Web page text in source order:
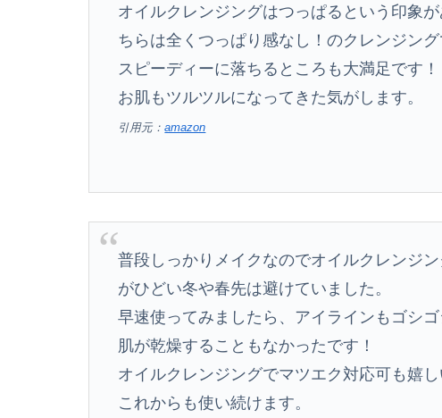
オイルクレンジングはつっぱるという印象
ちらは全くつっぱり感なし！のクレンジング
スピーディーに落ちるところも大満足です！
お肌もツルツルになってきた気がします。
引用元：amazon
普段しっかりメイクなのでオイルクレンジ
がひどい冬や春先は避けていました。
早速使ってみましたら、アイラインもゴシ
肌が乾燥することもなかったです！
オイルクレンジングでマツエク対応可も嬉し
これからも使い続けます。